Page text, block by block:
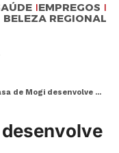
EMPREGOS
BELEZA REGIONAL
desenvolve o Programa Visita à Maternidade
desenvolve